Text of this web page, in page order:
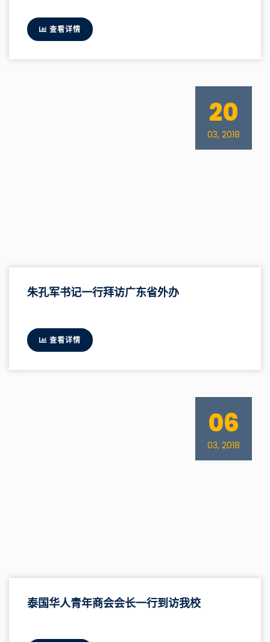
查看详情
20
03, 2018
朱孔军书记一行拜访广东省外办
查看详情
06
03, 2018
泰国华人青年商会会长一行到访我校